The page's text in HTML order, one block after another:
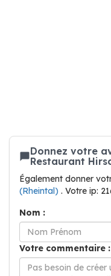
Donnez votre
Restaurant
Également donner
(Rheintal) . Votre ip:
Nom :
Votre commentaire :